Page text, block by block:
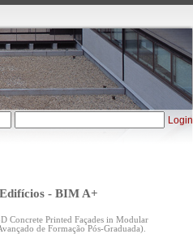
Login
- BIM A+
Concrete Printed Façades in Modular
de Formação Pós-Graduada).